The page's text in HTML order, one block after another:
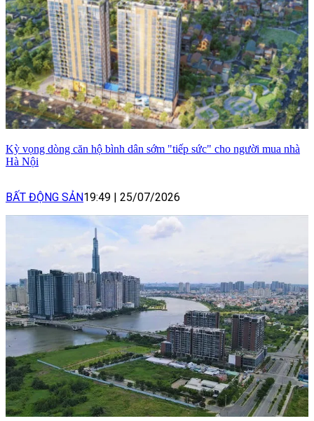
Kỳ vọng dòng căn hộ bình dân sớm "tiếp sức" cho người mua nhà
Hà Nội
BẤT ĐỘNG SẢN19:49 | 25/07/2026